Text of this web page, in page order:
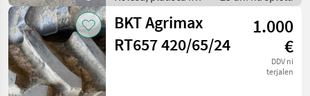
pnevmatike /
Pnevmatika za
priklopnik
BKT Agrimax
RT657 420/65/24
1.000
€
DDV ni
terjalen